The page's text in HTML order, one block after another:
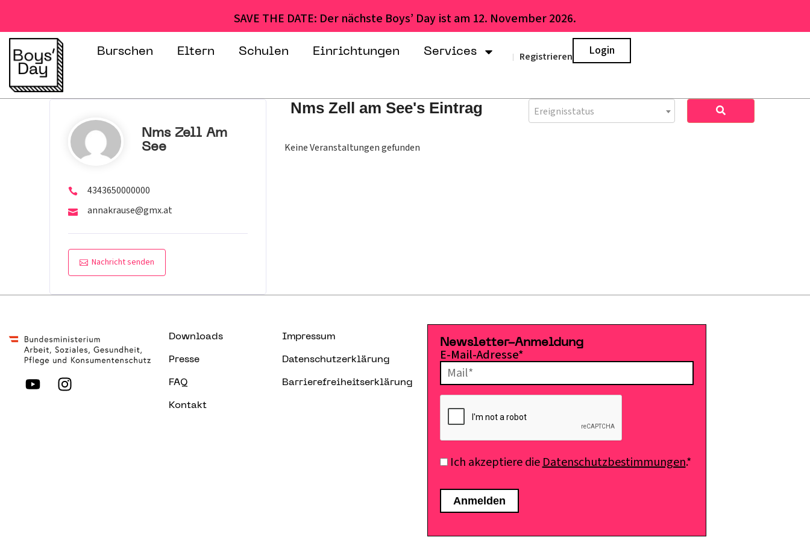
SAVE THE DATE: Der nächste Boys’ Day ist am 12. November 2026.
Burschen Eltern Schulen Einrichtungen Services | Registrieren Login
Nms Zell Am
See
4343650000000
annakrause@gmx.at
Nachricht senden
Nms Zell am See's Eintrag Ereignisstatus
Keine Veranstaltungen gefunden
Downloads
Presse
FAQ
Kontakt
Impressum
Datenschutzerklärung
Barrierefreiheitserklärung
Newsletter-Anmeldung
E-Mail-Adresse*
Ich akzeptiere dieDatenschutzbestimmungen.*